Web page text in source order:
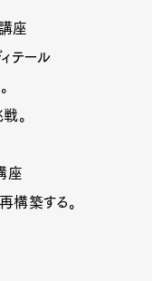
座
テール
。
座
構築する。